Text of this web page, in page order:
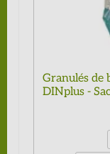
Granulés de
DINplus -